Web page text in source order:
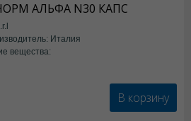
АЛЬФА N30 КАПС
Италия
вещества:
В корзину